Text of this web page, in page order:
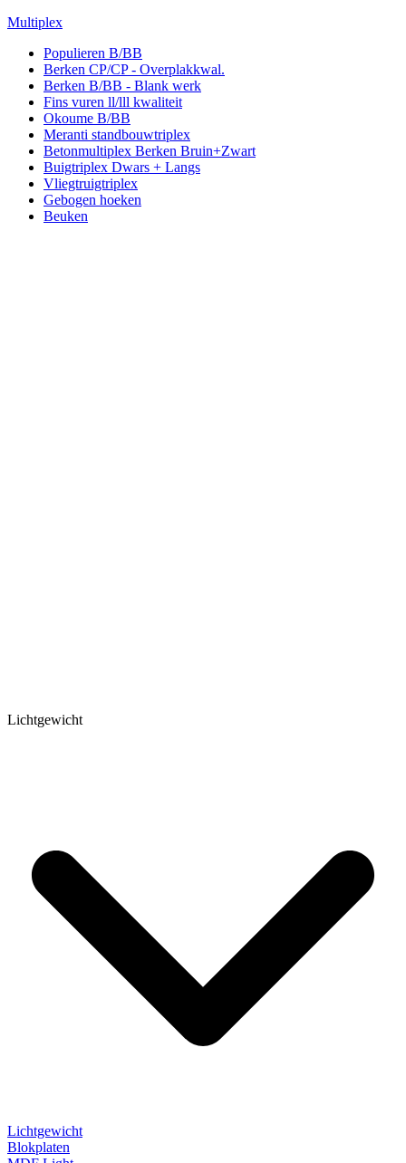
Multiplex
Populieren B/BB
Berken CP/CP - Overplakkwal.
Berken B/BB - Blank werk
Fins vuren ll/lll kwaliteit
Okoume B/BB
Meranti standbouwtriplex
Betonmultiplex Berken Bruin+Zwart
Buigtriplex Dwars + Langs
Vliegtruigtriplex
Gebogen hoeken
Beuken
Lichtgewicht
Lichtgewicht
Blokplaten